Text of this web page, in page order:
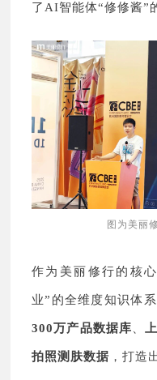
了AI智能体“修修酱”
图为美丽
作为美丽修行的核
业”的全维度知识体
300万产品数据库、
拍照测肤数据 ，打造